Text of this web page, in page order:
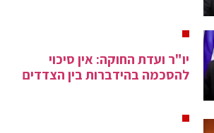
יו"ר ועדת החוקה: אין סיכוי
להסכמה בהידברות בין הצדדים